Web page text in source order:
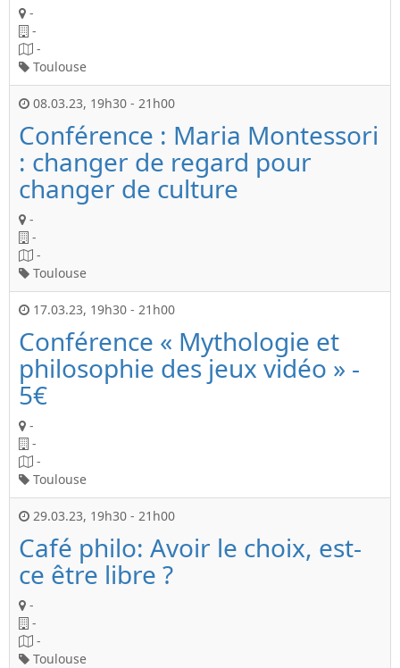
-
-
-
Toulouse
08.03.23, 19h30 - 21h00
Conférence : Maria Montessori
: changer de regard pour
changer de culture
-
-
-
Toulouse
17.03.23, 19h30 - 21h00
Conférence « Mythologie et
philosophie des jeux vidéo » -
5€
-
-
-
Toulouse
29.03.23, 19h30 - 21h00
Café philo: Avoir le choix, est-
ce être libre ?
-
-
-
Toulouse